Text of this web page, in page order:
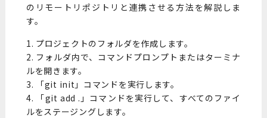
のリモートリポジトリと連携させる方法を解説しま
す。
1. プロジェクトのフォルダを作成します。
2. フォルダ内で、コマンドプロンプトまたはターミナ
ルを開きます。
3. 「git init」コマンドを実行します。
4. 「git add .」コマンドを実行して、すべてのファイ
ルをステージングします。